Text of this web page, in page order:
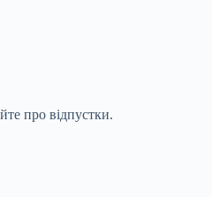
про відпустки.